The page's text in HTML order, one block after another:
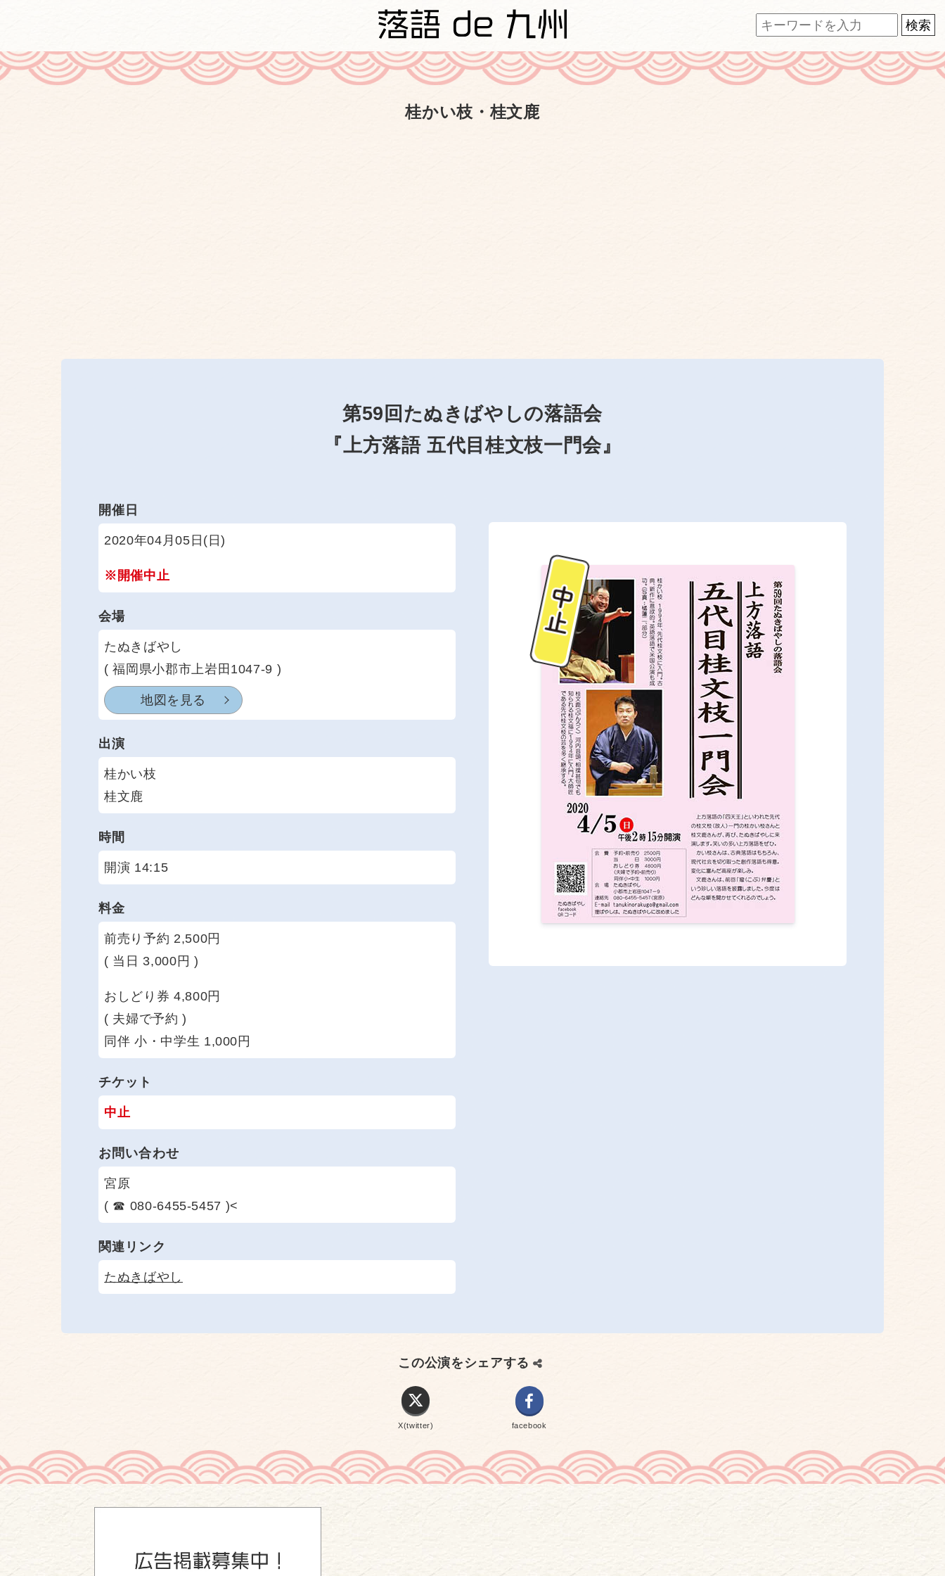
桂かい枝・桂文鹿
第59回たぬきばやしの落語会
『上方落語 五代目桂文枝一門会』
開催日
2020年04月05日(日)
※開催中止
会場
たぬきばやし
( 福岡県小郡市上岩田1047-9 )
地図を見る
出演
桂かい枝
桂文鹿
時間
開演 14:15
料金
前売り予約 2,500円
( 当日 3,000円 )
おしどり券 4,800円
( 夫婦で予約 )
同伴 小・中学生 1,000円
チケット
中止
お問い合わせ
宮原
( ☎ 080-6455-5457 )<
関連リンク
たぬきばやし
この公演をシェアする
X(twitter) facebook